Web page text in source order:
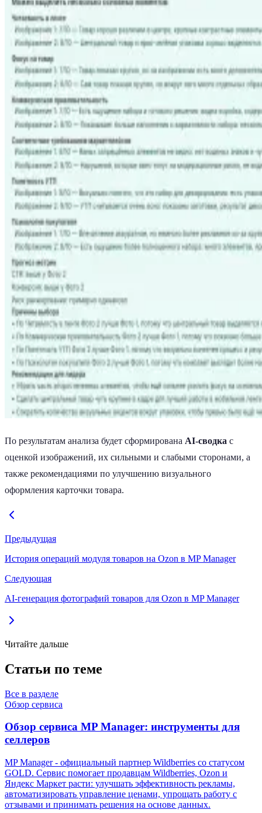
По результатам анализа будет сформирована AI-сводка с
оценкой изображений, их сильными и слабыми сторонами, а
также рекомендациями по улучшению визуального
оформления карточки товара.
Предыдущая
История операций модуля товаров на Ozon в MP Manager
Следующая
AI-генерация фотографий товаров для Ozon в MP Manager
Читайте дальше
Статьи по теме
Все в разделе
Обзор сервиса
Обзор сервиса MP Manager: инструменты для
селлеров
MP Manager - официальный партнер Wildberries со статусом
GOLD. Сервис помогает продавцам Wildberries, Ozon и
Яндекс Маркет расти: улучшать эффективность рекламы,
автоматизировать управление ценами, упрощать работу с
отзывами и принимать решения на основе данных.